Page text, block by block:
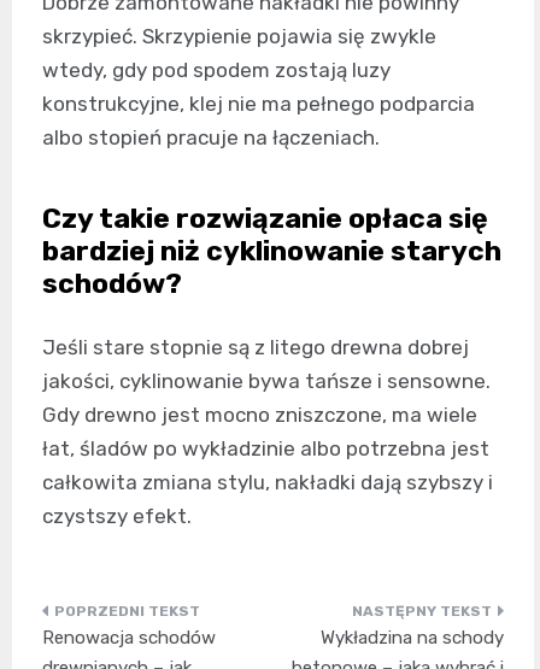
skrzypieć. Skrzypienie pojawia się zwykle
wtedy, gdy pod spodem zostają luzy
konstrukcyjne, klej nie ma pełnego podparcia
albo stopień pracuje na łączeniach.
Czy takie rozwiązanie opłaca się
bardziej niż cyklinowanie starych
schodów?
Jeśli stare stopnie są z litego drewna dobrej
jakości, cyklinowanie bywa tańsze i sensowne.
Gdy drewno jest mocno zniszczone, ma wiele
łat, śladów po wykładzinie albo potrzebna jest
całkowita zmiana stylu, nakładki dają szybszy i
czystszy efekt.
Nawigacja
Renowacja schodów
Wykładzina na schody